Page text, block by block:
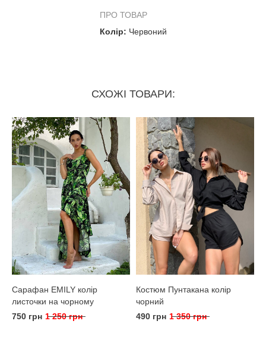
ПРО ТОВАР
Колір: Червоний
СХОЖІ ТОВАРИ:
Сарафан EMILY колір
листочки на чорному
750 грн 1 250 грн
Костюм Пунтакана колір
чорний
490 грн 1 350 грн